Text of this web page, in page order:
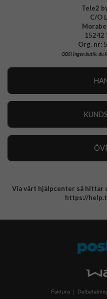
Tele2
C/O
15242
Org. nr:
OBS!Ingen butik, du
Integritetspolicy
Via vårt hjälpcenter så hittar
https://